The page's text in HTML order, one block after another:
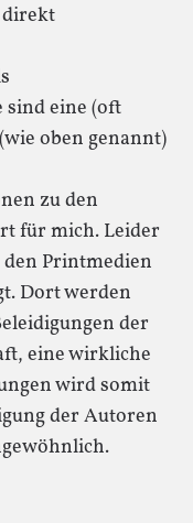
eine (oft
oben genannt)
zu den
für mich. Leider
Printmedien
Dort werden
der
eine wirkliche
wird somit
der Autoren